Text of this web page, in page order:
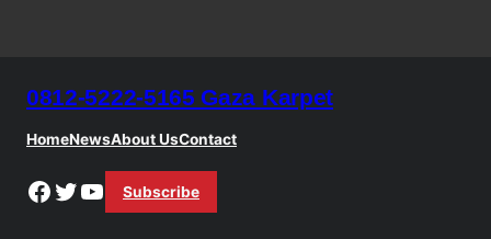
0812-5222-5165 Gaza Karpet
HomeNewsAbout UsContact
Facebook
Twitter
YouTube
Subscribe